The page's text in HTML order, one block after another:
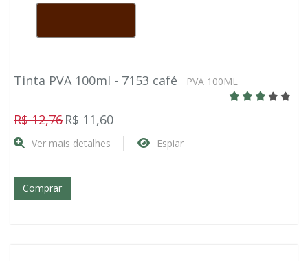
Tinta PVA 100ml - 7153 café PVA 100ML
R$ 12,76 R$ 11,60
Ver mais detalhes Espiar
Comprar